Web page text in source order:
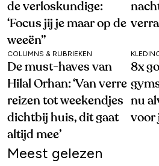
de verloskundige:
‘Focus jij je maar op de
weeën’’
COLUMNS & RUBRIEKEN
De must-haves van
Hilal Orhan: ‘Van verre
reizen tot weekendjes
dichtbij huis, dit gaat
altijd mee’
8x
nu
voor
Meest gelezen